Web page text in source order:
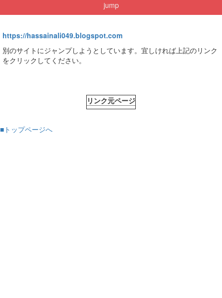
jump
https://hassainali049.blogspot.com
別のサイトにジャンプしようとしています。宜しければ上記のリンク
をクリックしてください。
リンク元ページ
■トップページへ